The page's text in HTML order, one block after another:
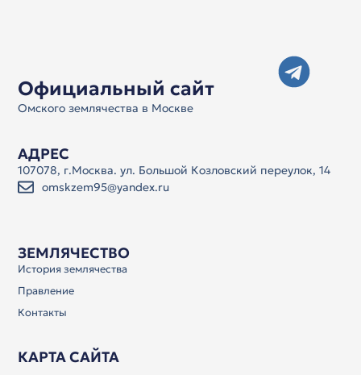
Официальный сайт
Омского землячества в Москве
ЗЕМЛЯЧЕСТВО
История землячества
Правление
Контакты
КАРТА САЙТА
АДРЕС
107078, г.Москва. ул. Большой Козловский переулок, 14
omskzem95@yandex.ru